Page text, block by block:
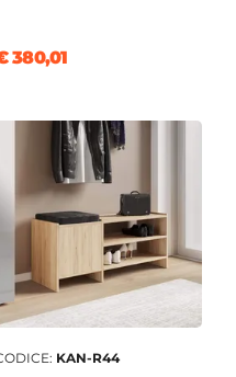
380,01
KAN-R44